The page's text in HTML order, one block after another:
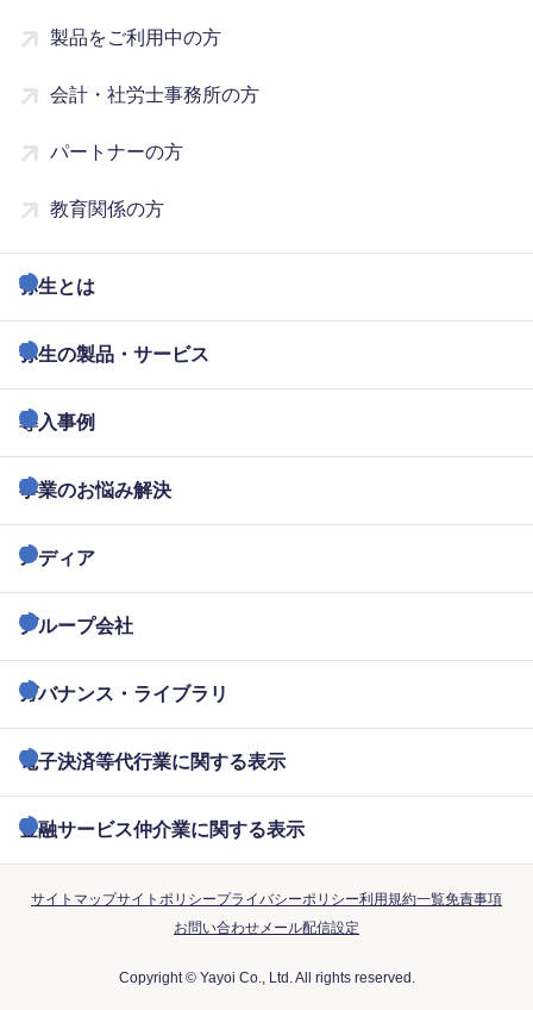
製品をご利用中の方
会計・社労士事務所の方
パートナーの方
教育関係の方
弥生とは
弥生の製品・サービス
導入事例
事業のお悩み解決
メディア
グループ会社
ガバナンス・ライブラリ
電子決済等代行業に関する表示
金融サービス仲介業に関する表示
サイトマップサイトポリシープライバシーポリシー利用規約一覧免責事項
お問い合わせメール配信設定
Copyright © Yayoi Co., Ltd. All rights reserved.